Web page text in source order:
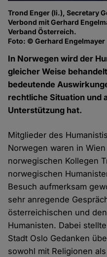
Trond Enger (li.), Secretary
Verbond mit Gerhard
Verband Österreich.
Foto: © Gerhard Engelmayer
In Norwegen wird der
gleicher Weise
bedeutende
rechtliche Situation und
Unterstützung hat.
Mitglieder des
Norwegen waren in
norwegischen Kollegen
norwegischen
Besuch aufmerksam
sehr anregende
österreichischen und
Humanisten. Dabei
Stadt Oslo Gedanken
sowohl mit Religionen